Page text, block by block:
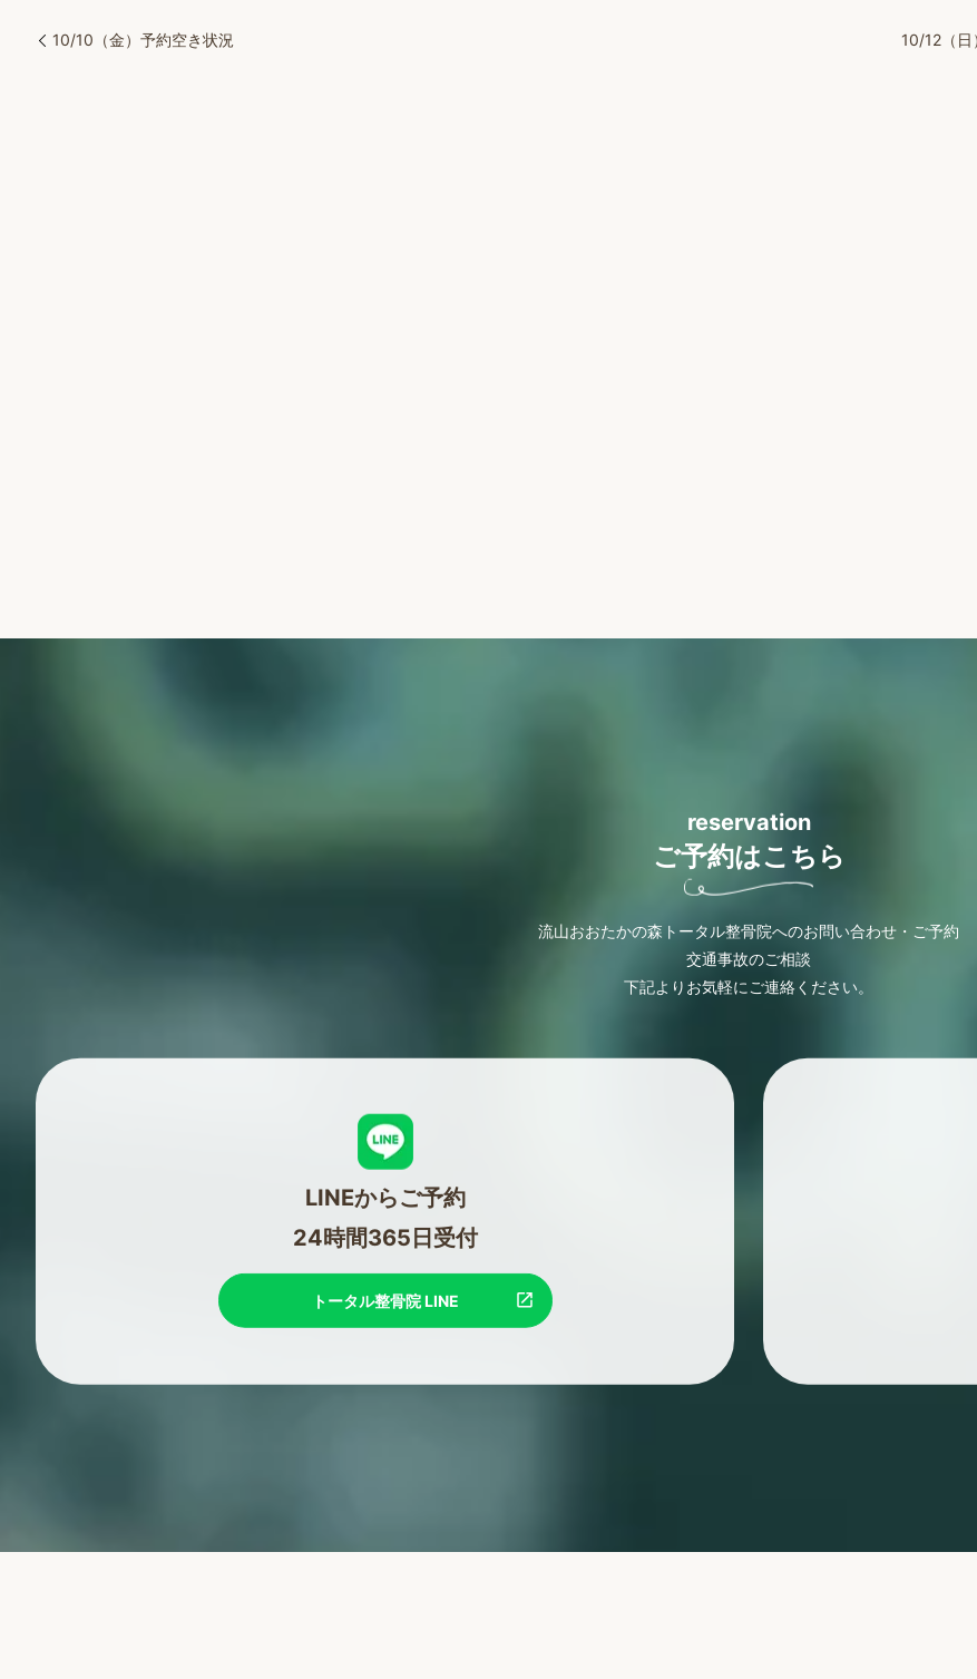
10/10（金）予約空き状況 10/12（日
reservation
ご予約はこちら
流山おおたかの森トータル整骨院へのお問い合わせ・ご予約
交通事故のご相談
下記よりお気軽にご連絡ください。
LINEからご予約
24時間365日受付
トータル整骨院 LINE